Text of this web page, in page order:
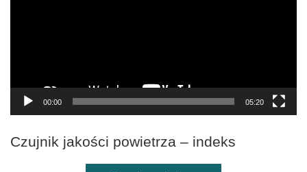
00:00 05:20
Czujnik jakości powietrza – indeks